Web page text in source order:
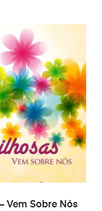
DO KOŠÍKA
Vem Sobre Nós